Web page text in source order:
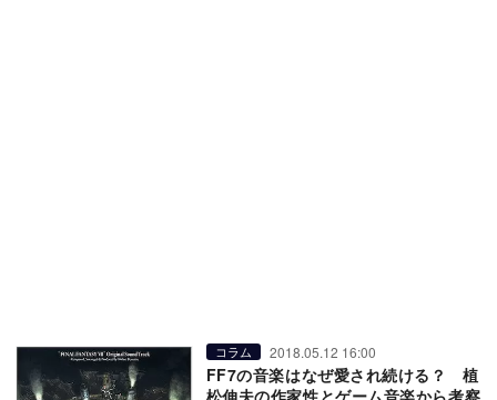
コラム 2018.05.12 16:00
FF7の音楽はなぜ愛され続ける？ 植
松伸夫の作家性とゲーム音楽から考察